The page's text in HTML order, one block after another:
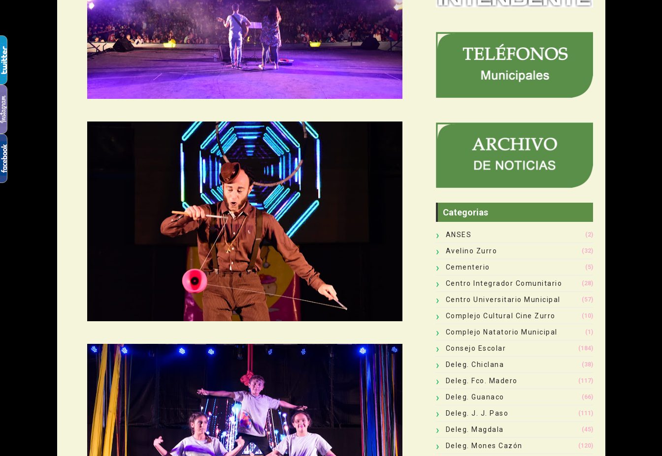
Categorias
ANSES (2)
Avelino Zurro (32)
Cementerio (5)
Centro Integrador Comunitario (28)
Centro Universitario Municipal (57)
Complejo Cultural Cine Zurro (10)
Complejo Natatorio Municipal (1)
Consejo Escolar (184)
Deleg. Chiclana (38)
Deleg. Fco. Madero (117)
Deleg. Guanaco (66)
Deleg. J. J. Paso (111)
Deleg. Magdala (45)
Deleg. Mones Cazón (120)